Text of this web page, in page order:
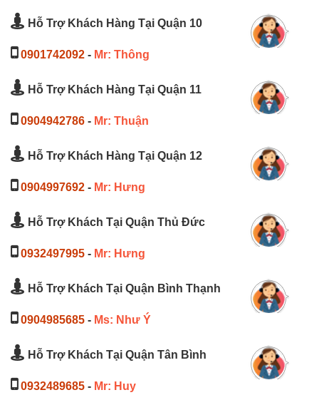
Hỗ Trợ Khách Hàng Tại Quận 10
0901742092 - Mr: Thông
Hỗ Trợ Khách Hàng Tại Quận 11
0904942786 - Mr: Thuận
Hỗ Trợ Khách Hàng Tại Quận 12
0904997692 - Mr: Hưng
Hỗ Trợ Khách Tại Quận Thủ Đức
0932497995 - Mr: Hưng
Hỗ Trợ Khách Tại Quận Bình Thạnh
0904985685 - Ms: Như Ý
Hỗ Trợ Khách Tại Quận Tân Bình
0932489685 - Mr: Huy